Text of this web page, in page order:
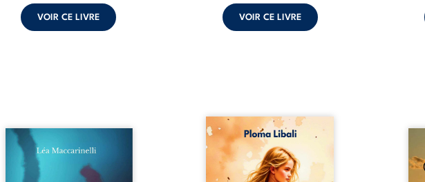
VOIR CE LIVRE VOIR CE LIVRE
Quatre parties. Quatre refus.
Quatre visages d’une existence
en friction. Entre les silences
qu’on ne déchiffre pas, les
Autrefois, les champs
d’Atlantis vibraient sous le
vent et les enfants couraient
dans les blés. Puis la couronne
plia le genou, livrant son
les